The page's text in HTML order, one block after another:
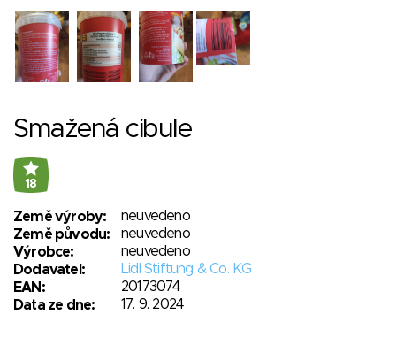
Smažená cibule
18
Země výroby:
neuvedeno
Země původu:
neuvedeno
Výrobce:
neuvedeno
Dodavatel:
Lidl Stiftung & Co. KG
EAN:
20173074
Data ze dne:
17. 9. 2024